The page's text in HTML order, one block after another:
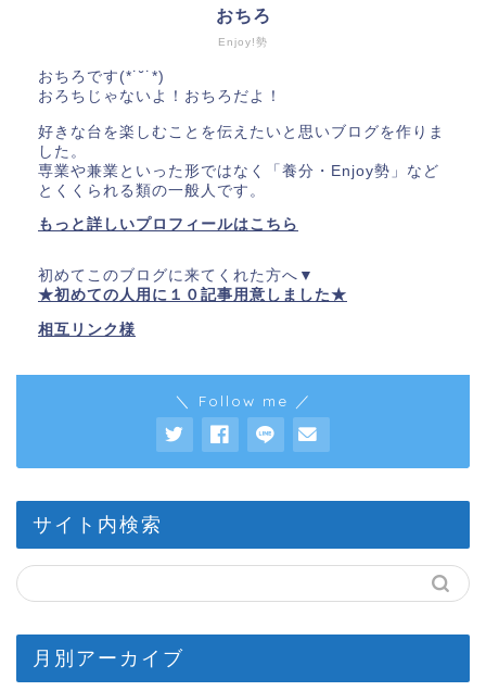
Enjoy!勢
おちろ
おちろです(*˙˘˙*)
おろちじゃないよ！おちろだよ！
好きな台を楽しむことを伝えたいと思いブログを作りま
した。
専業や兼業といった形ではなく「養分・Enjoy勢」など
とくくられる類の一般人です。
もっと詳しいプロフィールはこちら
初めてこのブログに来てくれた方へ▼
★初めての人用に１０記事用意しました★
相互リンク様
＼ Follow me ／
サイト内検索
月別アーカイブ